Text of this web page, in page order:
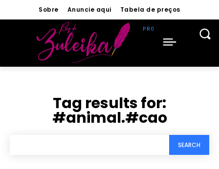
Sobre Anuncie aqui Tabela de preços
Tag results for:
#animal.#cao
SEARCH